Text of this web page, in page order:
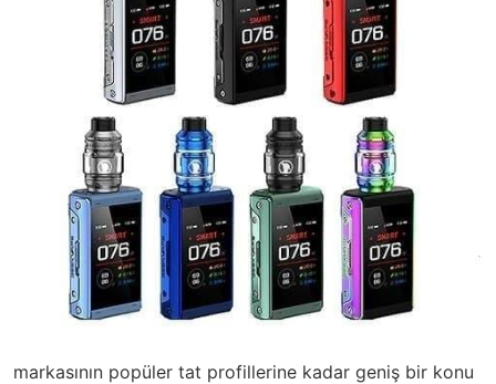
markasının popüler tat profillerine kadar geniş bir konu